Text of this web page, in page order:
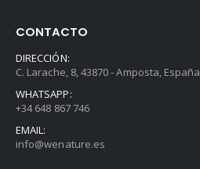
CONTACTO
DIRECCIÓN:
C. Larache, 8, 43870 - Amposta, España
WHATSAPP:
+34 648 867 746
EMAIL:
info@wenature.es